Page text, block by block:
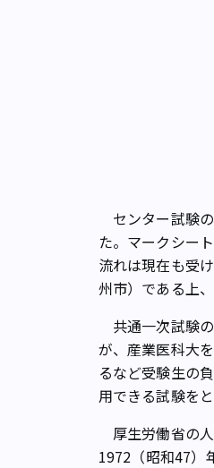
センター試験
た。マークシー
流れは現在も受
州市）である上
共通一次試験
が、産業医科大
るなど受験生の
用できる試験を
厚生労働省の
1972（昭和47）